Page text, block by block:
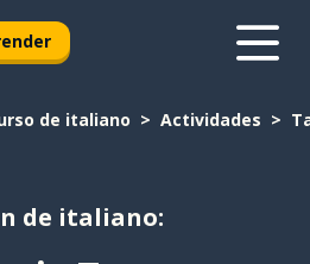
de italiano Actividades
de italiano: